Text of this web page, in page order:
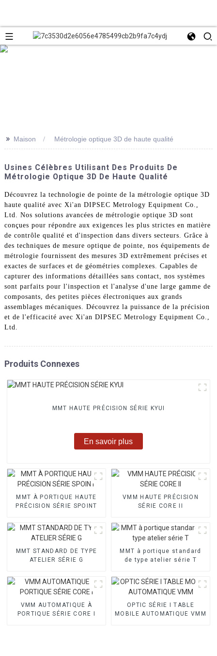
>> Maison Métrologie optique 3D de haute qualité
Usines Célèbres Utilisant Des Produits De
Métrologie Optique 3D De Haute Qualité
Découvrez la technologie de pointe de la métrologie optique 3D
haute qualité avec Xi'an DIPSEC Metrology Equipment Co.,
Ltd. Nos solutions avancées de métrologie optique 3D sont
conçues pour répondre aux exigences les plus strictes en matière
de contrôle qualité et d'inspection dans divers secteurs. Grâce à
des techniques de mesure optique de pointe, nos équipements de
métrologie fournissent des mesures 3D extrêmement précises et
exactes de surfaces et de géométries complexes. Capables de
capturer des informations détaillées sans contact, nos systèmes
sont parfaits pour l'inspection et l'analyse d'une large gamme de
composants, des petites pièces électroniques aux grands
assemblages mécaniques. Découvrez la puissance de la précision
et de l'efficacité avec Xi'an DIPSEC Metrology Equipment Co.,
Ltd.
Produits Connexes
MMT HAUTE PRÉCISION SÉRIE KYUI
En savoir plus
MMT À PORTIQUE HAUTE
PRÉCISION SÉRIE SPOINT
VMM HAUTE PRÉCISION
SÉRIE CORE II
MMT STANDARD DE TYPE
ATELIER SÉRIE G
MMT à portique standard
de type atelier série T
VMM AUTOMATIQUE À
PORTIQUE SÉRIE CORE I
OPTIC SÉRIE I TABLE
MOBILE AUTOMATIQUE VMM